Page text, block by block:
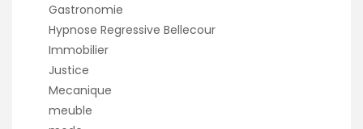
Gastronomie
Hypnose Regressive Bellecour
Immobilier
Justice
Mecanique
meuble